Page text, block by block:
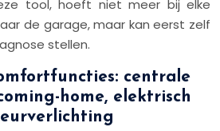
tool, hoeft niet meer bij elke
de garage, maar kan eerst zelf
stellen.
centrale
home, elektrisch